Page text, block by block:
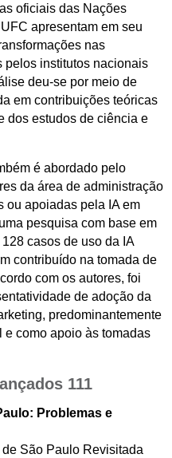
oficiais das Nações
apresentam em seu
nas
pelos institutos nacionais
deu-se por meio de
em contribuições teóricas
dos estudos de ciência e
é abordado pelo
da área de administração
ou apoiadas pela IA em
pesquisa com base em
casos de uso da IA
contribuído na tomada de
com os autores, foi
de adoção da
predominantemente
como apoio às tomadas
111
Problemas e
São Paulo Revisitada